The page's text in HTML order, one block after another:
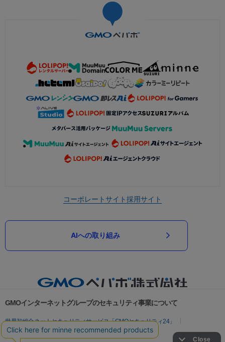
コーポレートサイト採用サイト
AIへの取り組み
GMOインターネットグループのセキュリティ事業について
世界初総合ネットセキュリティサービス「GMOセキュリティ24」
パスワード漏洩診断
Webサイトリスク診断